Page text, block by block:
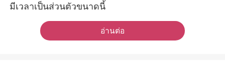
มีเวลาเป็นส่วนตัวขนาดนี้
อ่านต่อ